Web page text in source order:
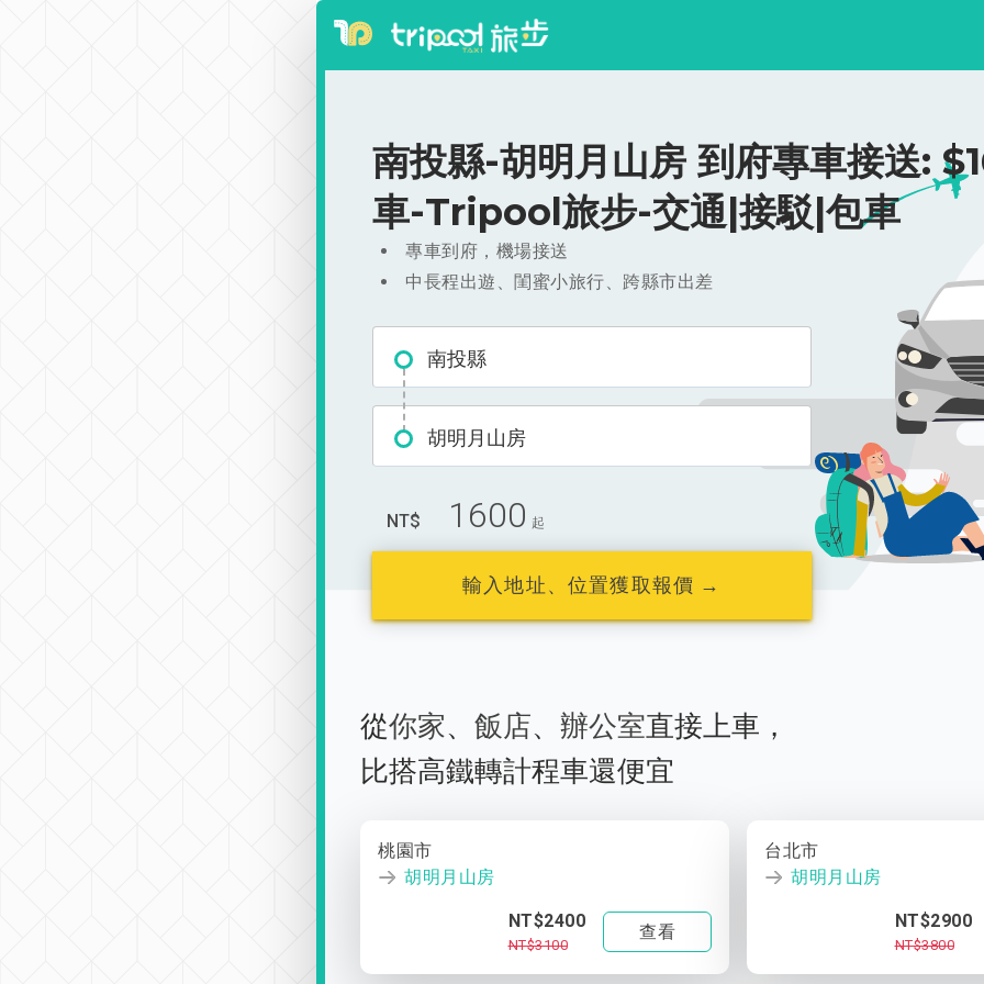
南投縣-胡明月山房 到府專車接送:
車-Tripool旅步-交通|接駁|包車
專車到府，機場接送
中長程出遊、閨蜜小旅行、跨縣市出差
南投縣
胡明月山房
NT$ 1600 起
輸入地址、位置獲取報價 →
從你家、 飯店、 辦公室直接上車，
比搭高鐵轉計程車還便宜
桃園市
胡明月山房
NT$2400
NT$3100
查看
台北市
胡明月山房
NT$2900
NT$3800